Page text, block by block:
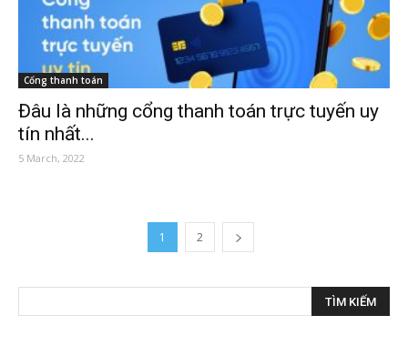
Cổng thanh toán
Đâu là những cổng thanh toán trực tuyến uy
tín nhất...
5 March, 2022
1 2